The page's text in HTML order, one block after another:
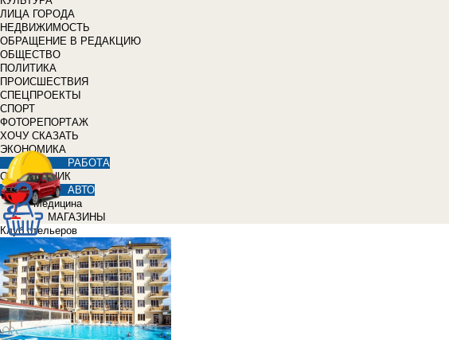
ЛИЦА ГОРОДА
НЕДВИЖИМОСТЬ
ОБРАЩЕНИЕ В РЕДАКЦИЮ
ОБЩЕСТВО
ПОЛИТИКА
ПРОИСШЕСТВИЯ
СПЕЦПРОЕКТЫ
СПОРТ
ФОТОРЕПОРТАЖ
ХОЧУ СКАЗАТЬ
ЭКОНОМИКА
РАБОТА
СПРАВОЧНИК
АВТО
Медицина
МАГАЗИНЫ
Клуб отельеров